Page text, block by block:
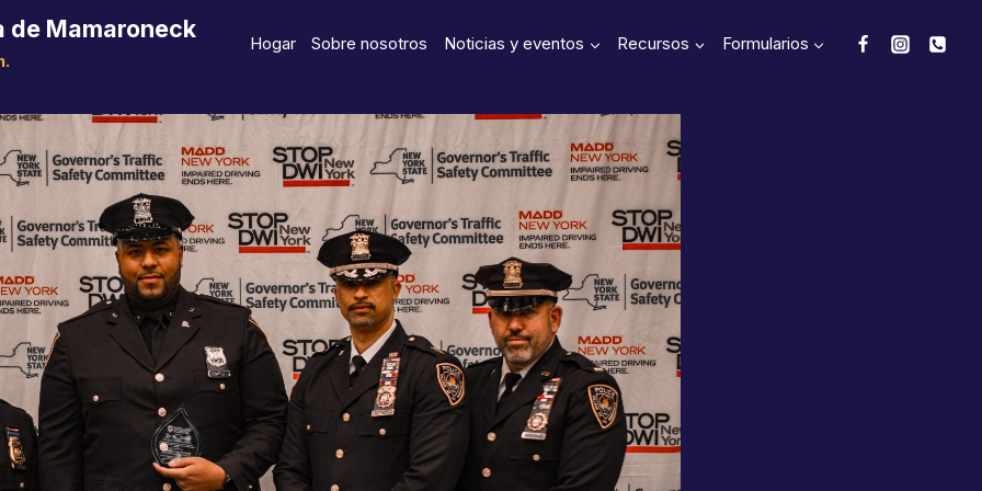
de Mamaroneck
Hogar Sobre nosotros Noticias y eventos Recursos Formularios